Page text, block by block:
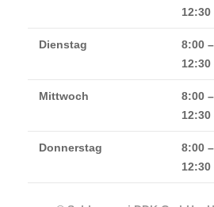
12:30
Dienstag
8:00
12:30
Mittwoch
8:00
12:30
Donnerstag
8:00
12:30